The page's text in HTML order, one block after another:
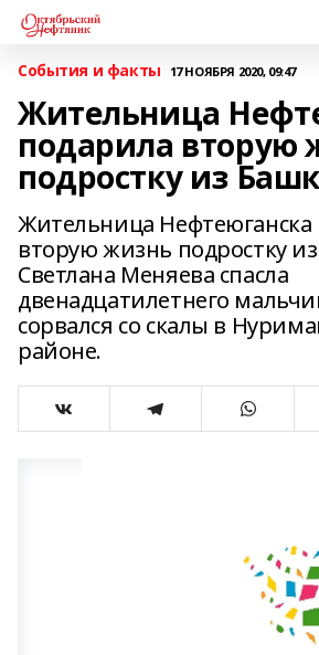
События и факты 17 НОЯБРЯ 2020, 09:47
Жительница
подарила вторую
подростку из
Жительница Нефтеюганска
вторую жизнь подростку
Светлана Меняева спасла
двенадцатилетнего
сорвался со скалы в
районе.